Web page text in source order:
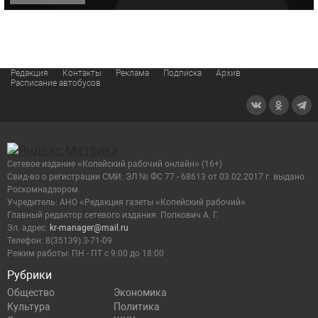
Редакция Контакты Реклама Подписка
Архив
Расписание автобусов
Рубрики
Общество
Экономика
Культура
Политика
Сетевое издание «Копейский рабочий онлайн» (16+)
Cвид-во о регистрации СМИ: ЭЛ № ФС 77 - 68613 от 03.02.2017 г. выдано
Роскомнадзором
Учредитель: АНО «Редакция газеты «Копейский рабочий»
Главный редактор сетевого издания: Попкович А. Г.
Эл. адрес: kr-manager@mail.ru
Телефон: 8(35139) 3-71-09
Режим работы: ПН - ПТ с 9:00 до 18:00